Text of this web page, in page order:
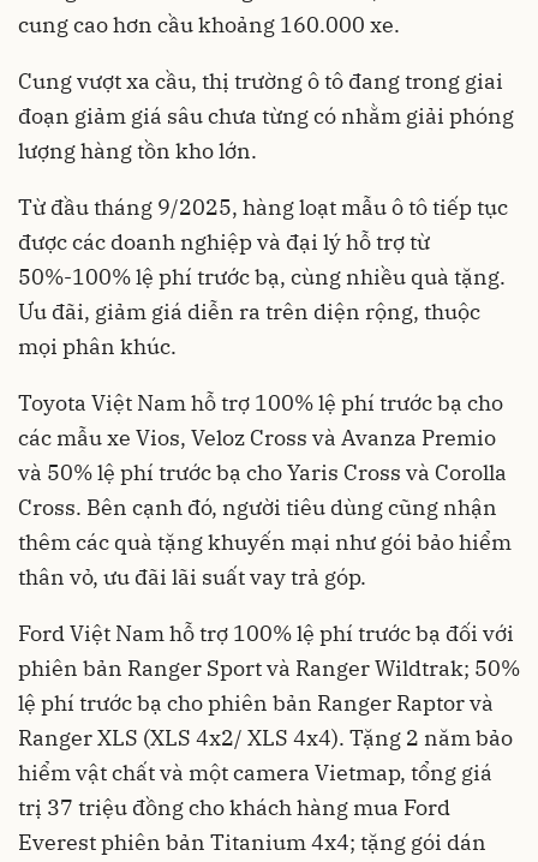
cung cao hơn cầu khoảng 160.000 xe.
Cung vượt xa cầu, thị trường ô tô đang trong giai
đoạn giảm giá sâu chưa từng có nhằm giải phóng
lượng hàng tồn kho lớn.
Từ đầu tháng 9/2025, hàng loạt mẫu ô tô tiếp tục
được các doanh nghiệp và đại lý hỗ trợ từ
50%-100% lệ phí trước bạ, cùng nhiều quà tặng.
Ưu đãi, giảm giá diễn ra trên diện rộng, thuộc
mọi phân khúc.
Toyota Việt Nam hỗ trợ 100% lệ phí trước bạ cho
các mẫu xe Vios, Veloz Cross và Avanza Premio
và 50% lệ phí trước bạ cho Yaris Cross và Corolla
Cross. Bên cạnh đó, người tiêu dùng cũng nhận
thêm các quà tặng khuyến mại như gói bảo hiểm
thân vỏ, ưu đãi lãi suất vay trả góp.
Ford Việt Nam hỗ trợ 100% lệ phí trước bạ đối với
phiên bản Ranger Sport và Ranger Wildtrak; 50%
lệ phí trước bạ cho phiên bản Ranger Raptor và
Ranger XLS (XLS 4x2/ XLS 4x4). Tặng 2 năm bảo
hiểm vật chất và một camera Vietmap, tổng giá
trị 37 triệu đồng cho khách hàng mua Ford
Everest phiên bản Titanium 4x4; tặng gói dán